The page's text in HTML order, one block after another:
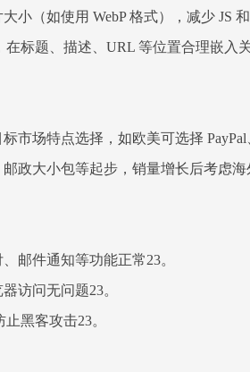
小（如使用 WebP 格式），减少 JS
在标题、描述、URL 等位置合理嵌
市场特点选择，如欧美可选择
政大小包等起步，销量增长后考虑
邮件通知等功能正常23。
访问无问题23。
黑客攻击23。